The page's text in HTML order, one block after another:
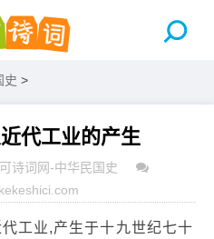
史 >
代工业的产生
诗词网-中华民国史
业,产生于十九世纪七十